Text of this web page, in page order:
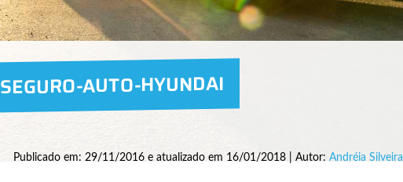
SEGURO-AUTO-HYUNDAI
Publicado em: 29/11/2016 e atualizado em 16/01/2018 | Autor:Andréia Silveira